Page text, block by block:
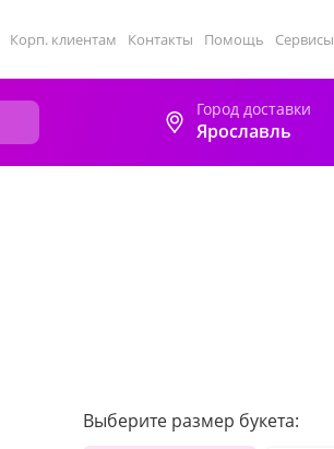
Корп. клиентам Контакты Помощь Сервисы
Город доставки
Ярославль
Выберите размер букета: